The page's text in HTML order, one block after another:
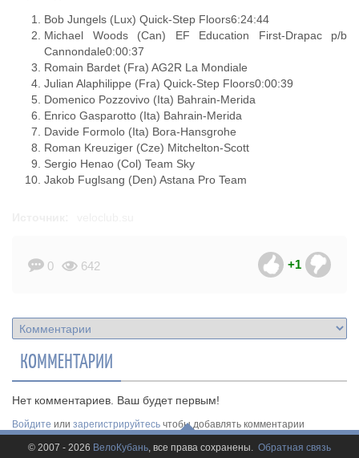
Bob Jungels (Lux) Quick-Step Floors6:24:44
Michael Woods (Can) EF Education First-Drapac p/b
Cannondale0:00:37
Romain Bardet (Fra) AG2R La Mondiale
Julian Alaphilippe (Fra) Quick-Step Floors0:00:39
Domenico Pozzovivo (Ita) Bahrain-Merida
Enrico Gasparotto (Ita) Bahrain-Merida
Davide Formolo (Ita) Bora-Hansgrohe
Roman Kreuziger (Cze) Mitchelton-Scott
Sergio Henao (Col) Team Sky
Jakob Fuglsang (Den) Astana Pro Team
0 642 +1
КОММЕНТАРИИ
Нет комментариев. Ваш будет первым!
Войдите или зарегистрируйтесь чтобы добавлять комментарии
© 2007 - 2026 ВелоКубань, все права сохранены. Обратная связь